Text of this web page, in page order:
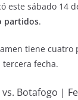
este sábado 14
partidos.
tiene cuatro
fecha.
Botafogo |